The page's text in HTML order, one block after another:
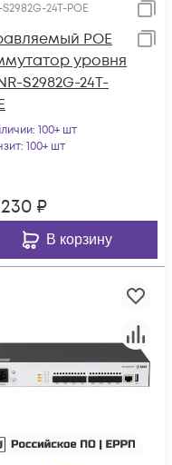
24T-POE
POE
уровня
S2982G-24T-
: 100+ шт
: 100+ шт
₽
В корзину